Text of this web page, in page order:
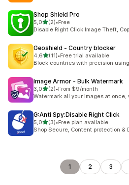
Shop Shield Pro
5,0z 5 hvězd
(2)
Celkový počet recenzí: 2
•Free
Disable Right Click Image Theft,
Geoshield ‑ Country blocker
4,6z 5 hvězd
(11)
Celkový počet recenzí: 11
•Free trial available
Block countries with precision
Image Armor ‑ Bulk Watermark
3,0z 5 hvězd
(2)
Celkový počet recenzí: 2
•From $9/month
Watermark all your images at
G:Anti Spy:Disable Right Click
5,0z 5 hvězd
(3)
Celkový počet recenzí: 3
•Free plan available
Shop Secure, Content protection &
1 2 3